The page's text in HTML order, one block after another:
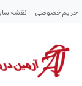
حریم خصوصی نقشه